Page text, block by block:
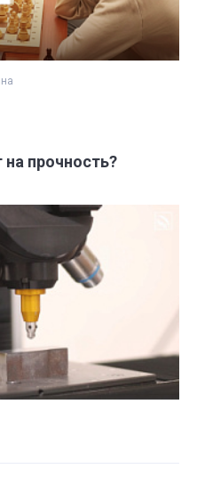
прочность?